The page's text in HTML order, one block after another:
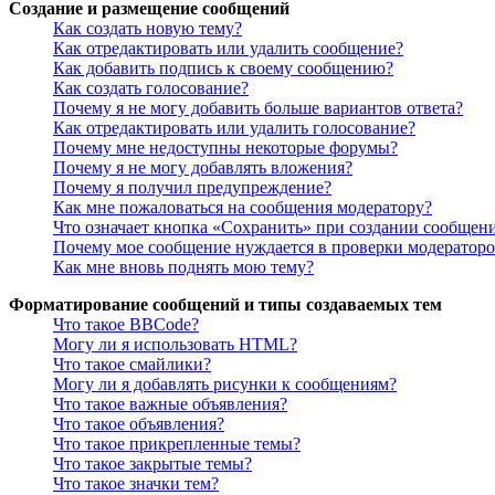
Создание и размещение сообщений
Как создать новую тему?
Как отредактировать или удалить сообщение?
Как добавить подпись к своему сообщению?
Как создать голосование?
Почему я не могу добавить больше вариантов ответа?
Как отредактировать или удалить голосование?
Почему мне недоступны некоторые форумы?
Почему я не могу добавлять вложения?
Почему я получил предупреждение?
Как мне пожаловаться на сообщения модератору?
Что означает кнопка «Сохранить» при создании
Почему мое сообщение нуждается в проверки
Как мне вновь поднять мою тему?
Форматирование сообщений и типы создаваемых тем
Что такое BBCode?
Могу ли я использовать HTML?
Что такое смайлики?
Могу ли я добавлять рисунки к сообщениям?
Что такое важные объявления?
Что такое объявления?
Что такое прикрепленные темы?
Что такое закрытые темы?
Что такое значки тем?